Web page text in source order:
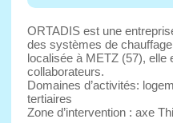
ORTADIS est une
des systèmes de
localisée à METZ (57), elle
collaborateurs.
Domaines d’activités:
tertiaires
Zone d’intervention : axe